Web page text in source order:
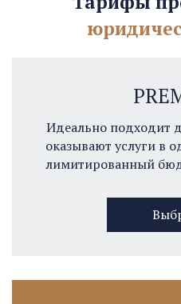
Идеально подходит
оказывают услуги в
лимитированный